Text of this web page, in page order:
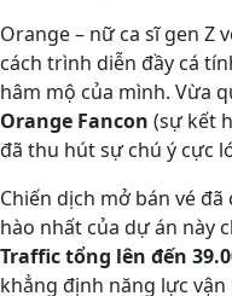
Orange – nữ ca sĩ gen Z
cách trình diễn đầy cá
hâm mộ của mình. Vừa
Orange Fancon (sự kết
đã thu hút sự chú ý cực
Chiến dịch mở bán vé
hào nhất của dự án này
Traffic tổng lên đến
khẳng định năng lực